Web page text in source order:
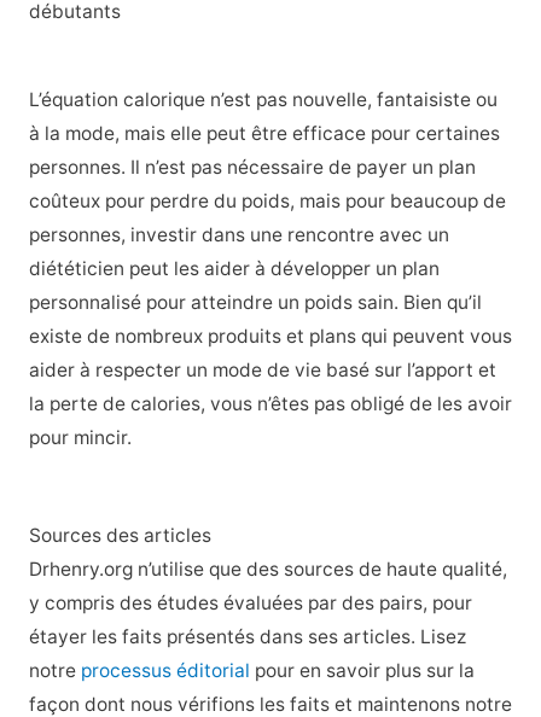
débutants
L’équation calorique n’est pas nouvelle, fantaisiste ou
à la mode, mais elle peut être efficace pour certaines
personnes. Il n’est pas nécessaire de payer un plan
coûteux pour perdre du poids, mais pour beaucoup de
personnes, investir dans une rencontre avec un
diététicien peut les aider à développer un plan
personnalisé pour atteindre un poids sain. Bien qu’il
existe de nombreux produits et plans qui peuvent vous
aider à respecter un mode de vie basé sur l’apport et
la perte de calories, vous n’êtes pas obligé de les avoir
pour mincir.
Sources des articles
Drhenry.org n’utilise que des sources de haute qualité,
y compris des études évaluées par des pairs, pour
étayer les faits présentés dans ses articles. Lisez
notre processus éditorial pour en savoir plus sur la
façon dont nous vérifions les faits et maintenons notre